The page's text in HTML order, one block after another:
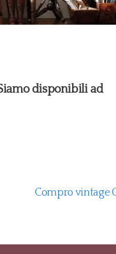
disponibili ad
Compro vintage